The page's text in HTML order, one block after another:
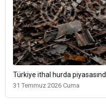
Türkiye ithal hurda
31 Temmuz 2026 Cuma